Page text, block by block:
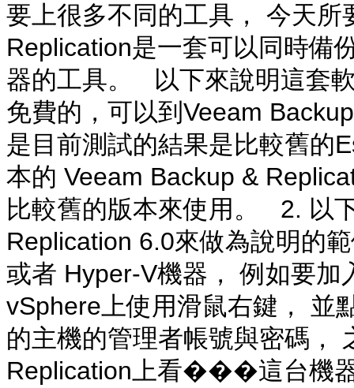
要上很多不同的工具， 今天所
Replication是一套可以同時備
器的工具。 以下來說明這套
免費的，可以到Veeam
是目前測試的結果是比較舊的
本的 Veeam Backup &
比較舊的版本來使用。 2. 以
Replication 6.0來做為說明的
或者 Hyper-V機器， 例如要
vSphere上使用滑鼠右鍵， 並
的主機的管理者帳號與密碼，
Replication上看���這台機